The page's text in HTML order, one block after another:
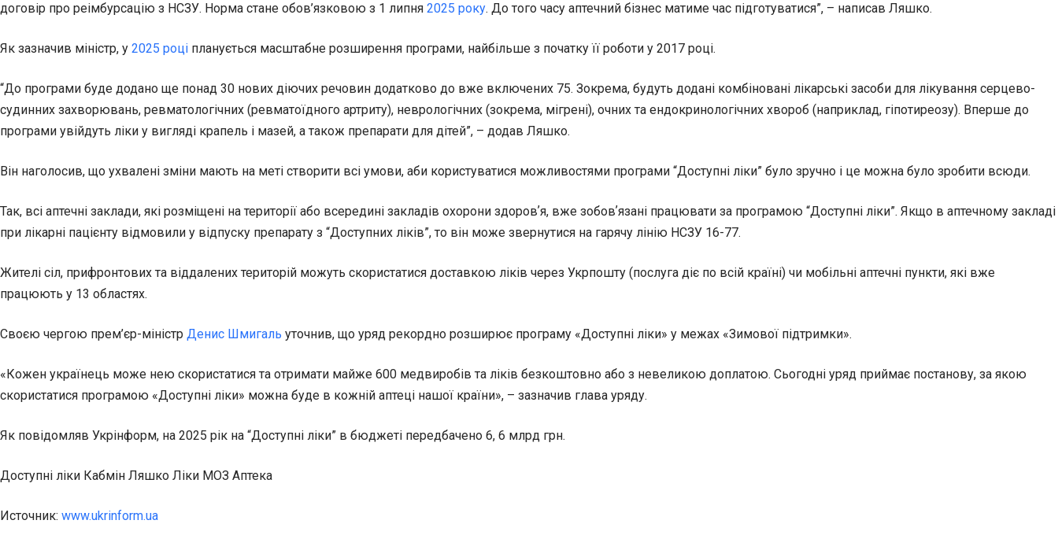
договір про реімбурсацію з НСЗУ. Норма стане обов’язковою з 1 липня 2025 року. До того часу аптечний бізнес матиме час підготуватися”, – написав Ляшко.
Як зазначив міністр, у 2025 році планується масштабне розширення програми, найбільше з початку її роботи у 2017 році.
“До програми буде додано ще понад 30 нових діючих речовин додатково до вже включених 75. Зокрема, будуть додані комбіновані лікарські засоби для лікування серцево-
судинних захворювань, ревматологічних (ревматоїдного артриту), неврологічних (зокрема, мігрені), очних та ендокринологічних хвороб (наприклад, гіпотиреозу). Вперше до
програми увійдуть ліки у вигляді крапель і мазей, а також препарати для дітей”, – додав Ляшко.
Він наголосив, що ухвалені зміни мають на меті створити всі умови, аби користуватися можливостями програми “Доступні ліки” було зручно і це можна було зробити всюди.
Так, всі аптечні заклади, які розміщені на території або всередині закладів охорони здоровʼя, вже зобовʼязані працювати за програмою “Доступні ліки”. Якщо в аптечному закладі
при лікарні пацієнту відмовили у відпуску препарату з “Доступних ліків”, то він може звернутися на гарячу лінію НСЗУ 16-77.
Жителі сіл, прифронтових та віддалених територій можуть скористатися доставкою ліків через Укрпошту (послуга діє по всій країні) чи мобільні аптечні пункти, які вже
працюють у 13 областях.
Своєю чергою прем’єр-міністр Денис Шмигаль уточнив, що уряд рекордно розширює програму «Доступні ліки» у межах «Зимової підтримки».
«Кожен українець може нею скористатися та отримати майже 600 медвиробів та ліків безкоштовно або з невеликою доплатою. Сьогодні уряд приймає постанову, за якою
скористатися програмою «Доступні ліки» можна буде в кожній аптеці нашої країни», – зазначив глава уряду.
Як повідомляв Укрінформ, на 2025 рік на “Доступні ліки” в бюджеті передбачено 6, 6 млрд грн.
Доступні ліки Кабмін Ляшко Ліки МОЗ Аптека
Источник: www.ukrinform.ua